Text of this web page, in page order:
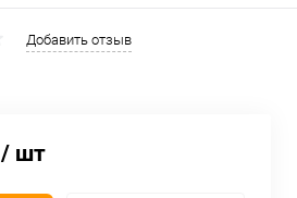
Добавить отзыв
/ шт